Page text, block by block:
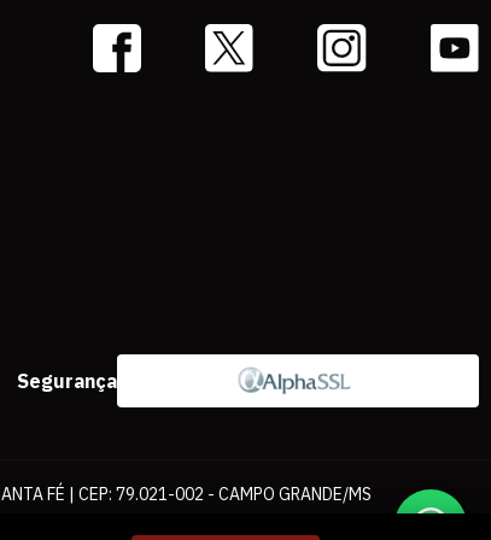
Segurança
FÉ | CEP: 79.021-002 - CAMPO GRANDE/MS